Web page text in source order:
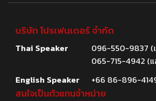
บริษัท โปรเฟนเดอร์ จำกัด
Thai Speaker
096-550-9837 (
065-715-4942 (
English Speaker
+66 86-896-
สนใจเป็นตัวแทนจำหน่าย